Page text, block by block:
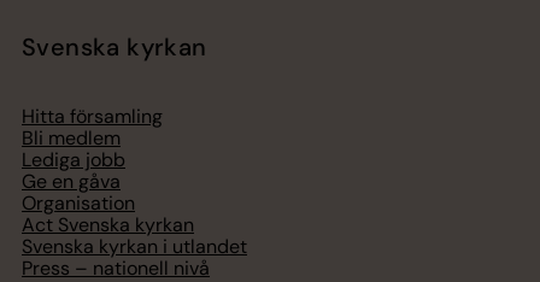
Svenska kyrkan
Hitta församling
Bli medlem
Lediga jobb
Ge en gåva
Organisation
Act Svenska kyrkan
Svenska kyrkan i utlandet
Press – nationell nivå